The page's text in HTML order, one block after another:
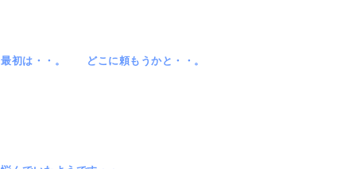
最初は・・。 どこに頼もうかと・・。